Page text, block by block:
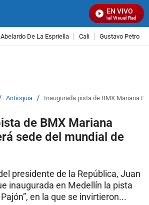
EN VIVO
Señal Visual Radio
De La Espriella Cali Gustavo Petro
Antioquia / Inaugurada pista de BMX Mariana
de BMX Mariana
sede del mundial de
presidente de la República, Juan
inaugurada en Medellín la pista
en la que se invirtieron...